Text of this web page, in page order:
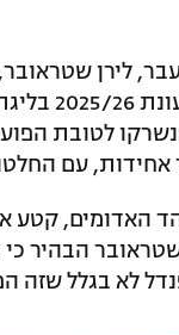
לירן
לטובת
עם
האדומים,
הבהיר
לא בגלל שזה